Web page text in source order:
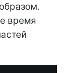
время